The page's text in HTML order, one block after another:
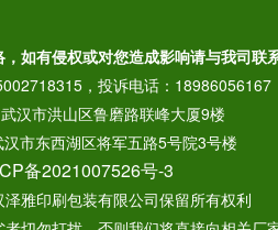
如有侵权或对您造成影响请与我司联系
，投诉电话：18986056167
汉市洪山区鲁磨路联峰大厦9楼
市东西湖区将军五路5号院3号楼
备2021007526号-3
雅印刷包装有限公司保留所有权利